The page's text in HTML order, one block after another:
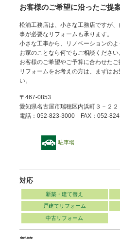
お客様のご希望に沿ったご提
松浦工務店は、小さな工務店ですが
事が必要なリフォームも承ります。
小さな工事から、リノベーションのよ
お家のことなら何でもご相談ください
お客様のご希望やご予算に合わせたご
リフォームをお考えの方は、まずは
い。
〒467-0853
愛知県名古屋市瑞穂区内浜町３－２２
電話：052-823-3000 FAX：052-
駐車場
対応
新築・建て替え
戸建てリフォーム
中古リフォーム